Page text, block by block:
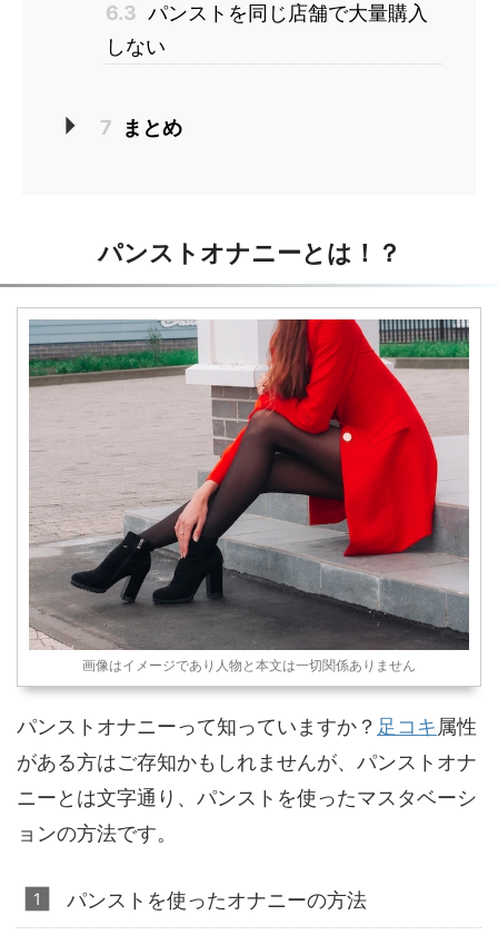
6.3 パンストを同じ店舗で大量購入
しない
7 まとめ
パンストオナニーとは！？
画像はイメージであり人物と本文は一切関係ありません
パンストオナニーって知っていますか？ 足コキ 属性
がある方はご存知かもしれませんが、パンストオナ
ニーとは文字通り、パンストを使ったマスタベーシ
ョンの方法です。
パンストを使ったオナニーの方法